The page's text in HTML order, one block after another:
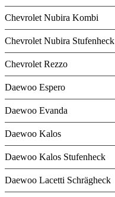
Chevrolet Nubira Kombi
Chevrolet Nubira Stufenheck
Chevrolet Rezzo
Daewoo Espero
Daewoo Evanda
Daewoo Kalos
Daewoo Kalos Stufenheck
Daewoo Lacetti Schrägheck